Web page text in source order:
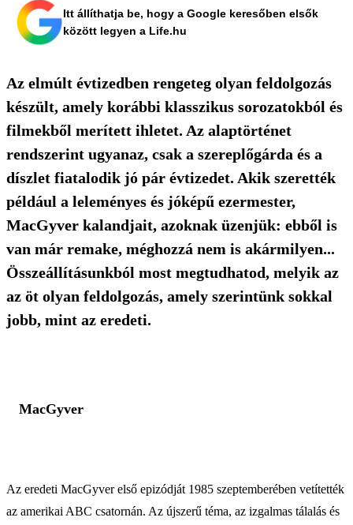
Itt állíthatja be, hogy a Google keresőben elsők
között legyen a Life.hu
Az elmúlt évtizedben rengeteg olyan feldolgozás
készült, amely korábbi klasszikus sorozatokból és
filmekből merített ihletet. Az alaptörténet
rendszerint ugyanaz, csak a szereplőgárda és a
díszlet fiatalodik jó pár évtizedet. Akik szerették
például a leleményes és jóképű ezermester,
MacGyver kalandjait, azoknak üzenjük: ebből is
van már remake, méghozzá nem is akármilyen...
Összeállításunkból most megtudhatod, melyik az
az öt olyan feldolgozás, amely szerintünk sokkal
jobb, mint az eredeti.
MacGyver
Az eredeti MacGyver első epizódját 1985 szeptemberében vetítették
az amerikai ABC csatornán. Az újszerű téma, az izgalmas tálalás és